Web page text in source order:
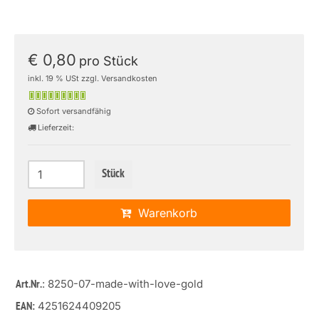
€ 0,80 pro Stück
inkl. 19 % USt zzgl. Versandkosten
Sofort versandfähig
Lieferzeit:
Stück
Warenkorb
Art.Nr.: 8250-07-made-with-love-gold
EAN: 4251624409205